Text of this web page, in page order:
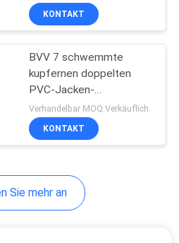
Kabel
KONTAKT
BVV 7 schwemmte
kupfernen doppelten
PVC-Jacken-
elektrisches Kabel-Draht
an
Verhandelbar MOQ:Verkäuflich
KONTAKT
Sie mehr an